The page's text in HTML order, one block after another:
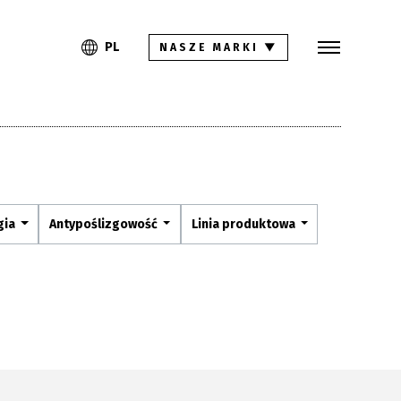
PL
PL NASZE MARKI ▼
Antypoślizgowość Linia produktowa
Inspiracje
Pliki do pobrania
Strefa architekta